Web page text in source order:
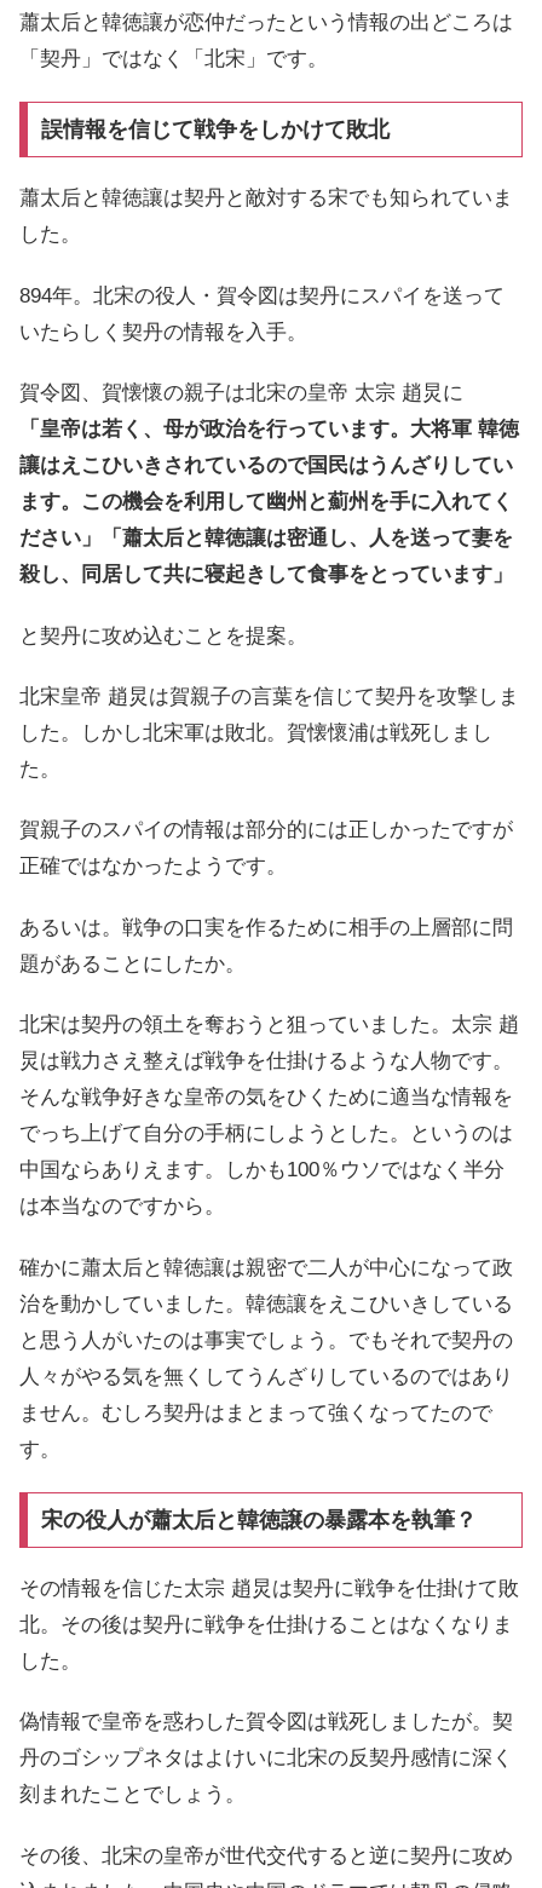
蕭太后と韓徳讓が恋仲だったという情報の出どころは
「契丹」ではなく「北宋」です。
誤情報を信じて戦争をしかけて敗北
蕭太后と韓徳讓は契丹と敵対する宋でも知られていま
した。
894年。北宋の役人・賀令図は契丹にスパイを送って
いたらしく契丹の情報を入手。
賀令図、賀懐懷の親子は北宋の皇帝 太宗 趙炅に
「皇帝は若く、母が政治を行っています。大将軍 韓徳
讓はえこひいきされているので国民はうんざりしてい
ます。この機会を利用して幽州と薊州を手に入れてく
ださい」「蕭太后と韓徳讓は密通し、人を送って妻を
殺し、同居して共に寝起きして食事をとっています」
と契丹に攻め込むことを提案。
北宋皇帝 趙炅は賀親子の言葉を信じて契丹を攻撃しま
した。しかし北宋軍は敗北。賀懐懷浦は戦死しまし
た。
賀親子のスパイの情報は部分的には正しかったですが
正確ではなかったようです。
あるいは。戦争の口実を作るために相手の上層部に問
題があることにしたか。
北宋は契丹の領土を奪おうと狙っていました。太宗 趙
炅は戦力さえ整えば戦争を仕掛けるような人物です。
そんな戦争好きな皇帝の気をひくために適当な情報を
でっち上げて自分の手柄にしようとした。というのは
中国ならありえます。しかも100％ウソではなく半分
は本当なのですから。
確かに蕭太后と韓徳讓は親密で二人が中心になって政
治を動かしていました。韓徳讓をえこひいきしている
と思う人がいたのは事実でしょう。でもそれで契丹の
人々がやる気を無くしてうんざりしているのではあり
ません。むしろ契丹はまとまって強くなってたので
す。
宋の役人が蕭太后と韓徳譲の暴露本を執筆？
その情報を信じた太宗 趙炅は契丹に戦争を仕掛けて敗
北。その後は契丹に戦争を仕掛けることはなくなりま
した。
偽情報で皇帝を惑わした賀令図は戦死しましたが。契
丹のゴシップネタはよけいに北宋の反契丹感情に深く
刻まれたことでしょう。
その後、北宋の皇帝が世代交代すると逆に契丹に攻め